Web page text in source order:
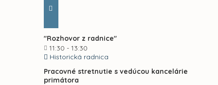
"Rozhovor z radnice"
11:30 - 13:30
Historická radnica
Pracovné stretnutie s vedúcou kancelárie
primátora